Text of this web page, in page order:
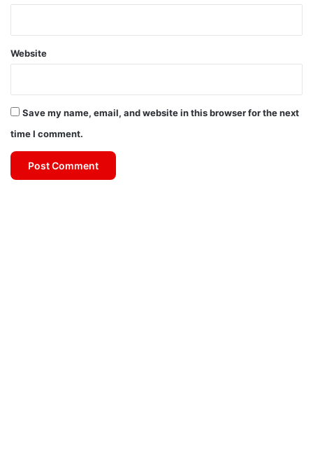
Website
Save my name, email, and website in this browser for the next
time I comment.